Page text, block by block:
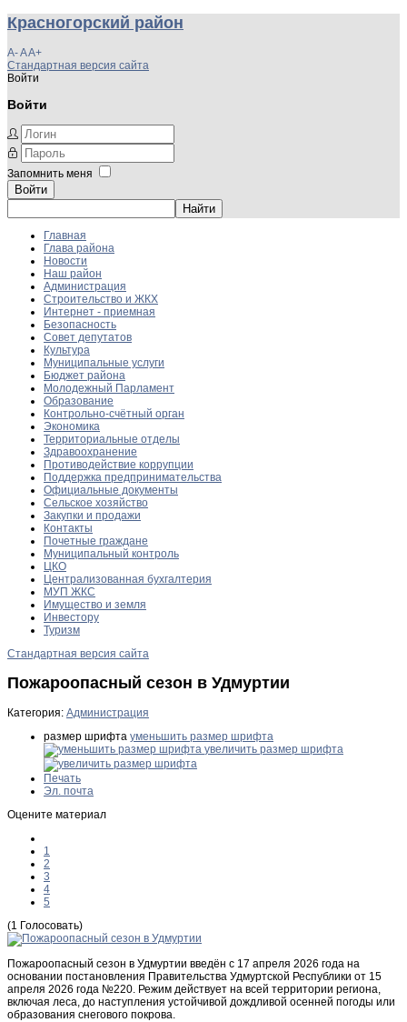
Красногорский район
A-AA+
Стандартная версия сайта
Войти
Войти
Запомнить меня
Войти
Главная
Глава района
Новости
Наш район
Администрация
Строительство и ЖКХ
Интернет - приемная
Безопасность
Совет депутатов
Культура
Муниципальные услуги
Бюджет района
Молодежный Парламент
Образование
Контрольно-счётный орган
Экономика
Территориальные отделы
Здравоохранение
Противодействие коррупции
Поддержка предпринимательства
Официальные документы
Сельское хозяйство
Закупки и продажи
Контакты
Почетные граждане
Муниципальный контроль
ЦКО
Централизованная бухгалтерия
МУП ЖКС
Имущество и земля
Инвестору
Туризм
Стандартная версия сайта
Пожароопасный сезон в Удмуртии
Категория: Администрация
размер шрифта уменьшить размер шрифта
увеличить размер шрифта
Печать
Эл. почта
Оцените материал
1
2
3
4
5
(1 Голосовать)
Пожароопасный сезон в Удмуртии введён с 17 апреля 2026 года на
основании постановления Правительства Удмуртской Республики от 15
апреля 2026 года №220. Режим действует на всей территории региона,
включая леса, до наступления устойчивой дождливой осенней погоды или
образования снегового покрова.